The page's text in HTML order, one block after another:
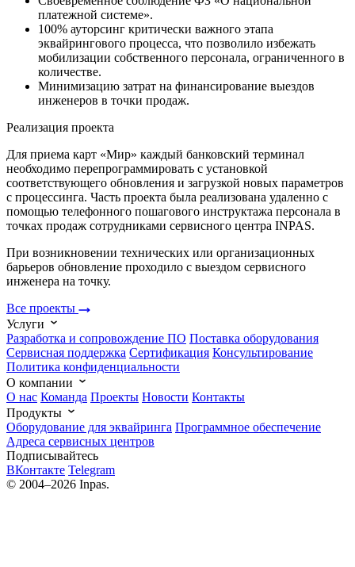
платежной системе».
100% ауторсинг критически важного этапа
эквайрингового процесса, что позволило избежать
мобилизации собственного персонала, ограниченного в
количестве.
Минимизацию затрат на финансирование выездов
инженеров в точки продаж.
Реализация проекта
Для приема карт «Мир» каждый банковский терминал
необходимо перепрограммировать с установкой
соответствующего обновления и загрузкой новых параметров
с процессинга. Часть проекта была реализована удаленно с
помощью телефонного пошагового инструктажа персонала в
точках продаж сотрудниками сервисного центра INPAS.
При возникновении технических или организационных
барьеров обновление проходило с выездом сервисного
инженера на точку.
Все проекты
Услуги
Разработка и сопровождение ПО Поставка оборудования
Сервисная поддержка Cертификация Консультирование
Политика конфиденциальности
О компании
О нас Команда Проекты Новости Контакты
Продукты
Оборудование для эквайринга Программное обеспечение
Адреса сервисных центров
Подписывайтесь
ВКонтакте Telegram
© 2004–2026 Inpas.